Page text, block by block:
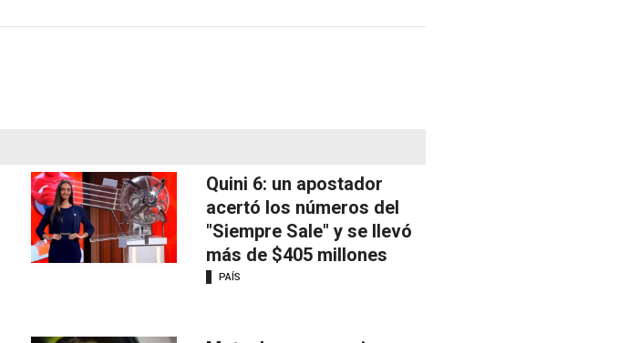
Quini 6: un apostador
acertó los números del
"Siempre Sale" y se llevó
más de $405 millones
PAÍS